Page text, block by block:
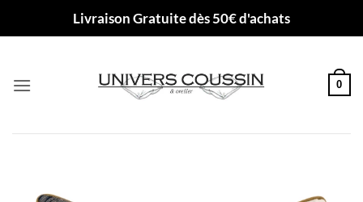
Livraison Gratuite dès 50€ d'achats
0